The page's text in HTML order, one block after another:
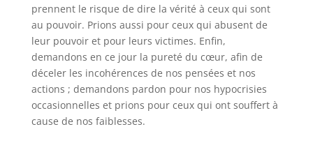
prennent le risque de dire la vérité à ceux qui sont
au pouvoir. Prions aussi pour ceux qui abusent de
leur pouvoir et pour leurs victimes. Enfin,
demandons en ce jour la pureté du cœur, afin de
déceler les incohérences de nos pensées et nos
actions ; demandons pardon pour nos hypocrisies
occasionnelles et prions pour ceux qui ont souffert à
cause de nos faiblesses.